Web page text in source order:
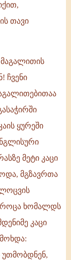
თავი
ჩვენი
ყურეში
მეტი კაცი
მგზავრთა
როცა ხომალდს
კაცი
უთმობდნენ,